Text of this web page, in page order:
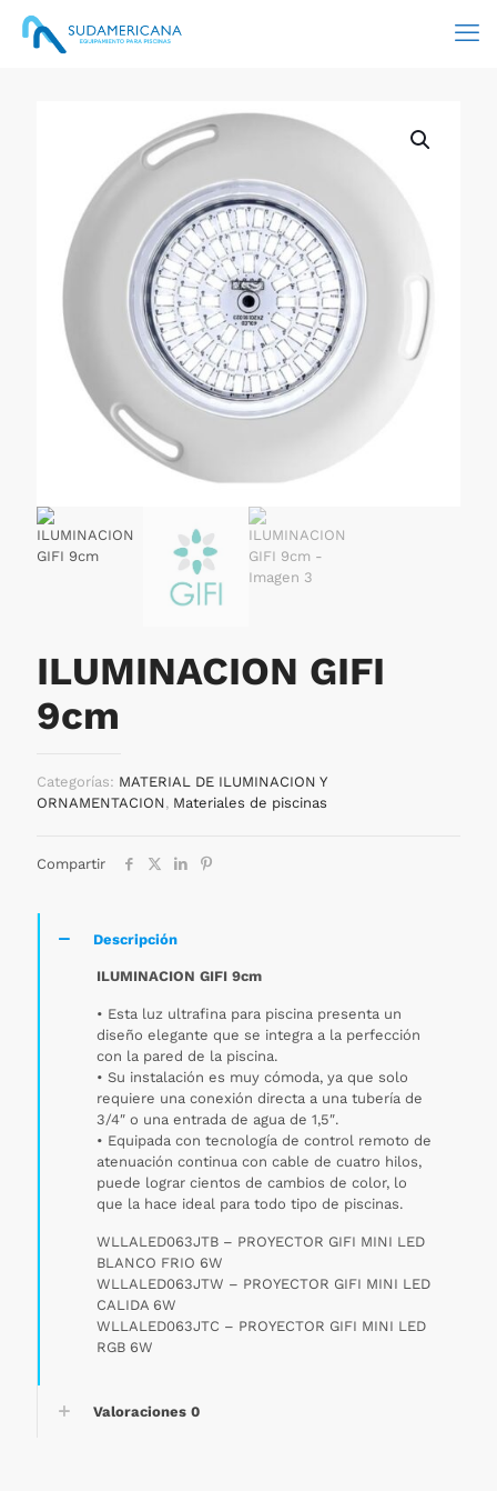
ILUMINACION GIFI
9cm
Categorías: MATERIAL DE ILUMINACION Y
ORNAMENTACION, Materiales de piscinas
Compartir
Descripción
ILUMINACION GIFI 9cm
•⁠ ⁠Esta luz ultrafina para piscina presenta un
diseño elegante que se integra a la perfección
con la pared de la piscina.
•⁠ ⁠Su instalación es muy cómoda, ya que solo
requiere una conexión directa a una tubería de
3/4″ o una entrada de agua de 1,5″.
•⁠ ⁠Equipada con tecnología de control remoto de
atenuación continua con cable de cuatro hilos,
puede lograr cientos de cambios de color, lo
que la hace ideal para todo tipo de piscinas.
WLLALED063JTB – PROYECTOR GIFI MINI LED
BLANCO FRIO 6W
WLLALED063JTW – PROYECTOR GIFI MINI LED
CALIDA 6W
WLLALED063JTC – PROYECTOR GIFI MINI LED
RGB 6W
Valoraciones 0